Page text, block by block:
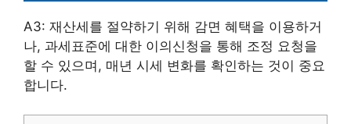
A3: 재산세를 절약하기 위해 감면 혜택을 이용하거
나, 과세표준에 대한 이의신청을 통해 조정 요청을
할 수 있으며, 매년 시세 변화를 확인하는 것이 중요
합니다.